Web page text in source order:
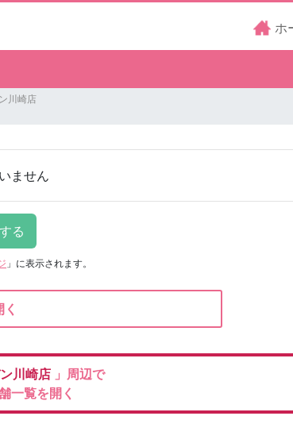
ホ
川崎店
ません
」に表示されます。
川崎店 」周辺で
一覧を開く